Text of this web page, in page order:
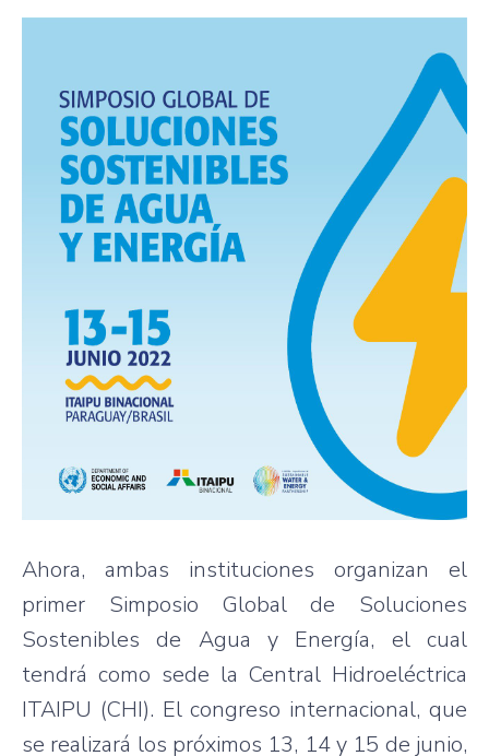
Ahora, ambas instituciones organizan el
primer Simposio Global de Soluciones
Sostenibles de Agua y Energía, el cual
tendrá como sede la Central Hidroeléctrica
ITAIPU (CHI). El congreso internacional, que
se realizará los próximos 13, 14 y 15 de junio,